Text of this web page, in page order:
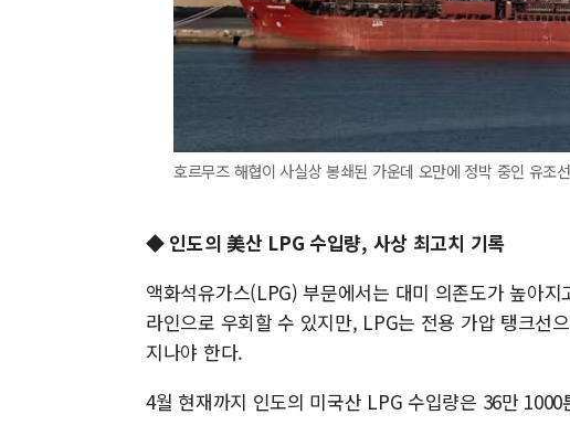
호르무즈 해협이 사실상 봉쇄된 가운데 오만에 정박 중인 유조
◆ 인도의 美산 LPG 수입량, 사상 최고치 기록
액화석유가스(LPG) 부문에서는 대미 의존도가 높아
라인으로 우회할 수 있지만, LPG는 전용 가압 탱크선
지나야 한다.
4월 현재까지 인도의 미국산 LPG 수입량은 36만